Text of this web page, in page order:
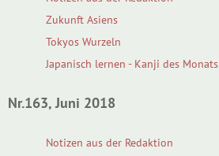
Zukunft Asiens
Tokyos Wurzeln
Japanisch lernen - Kanji des Monats
Nr.163, Juni 2018
Notizen aus der Redaktion